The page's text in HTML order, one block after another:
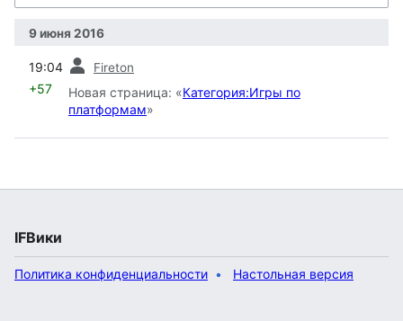
9 июня 2016
19:04 Fireton
+57 Новая страница: «Категория:Игры по
платформам»
IFВики
Политика конфиденциальности Настольная версия